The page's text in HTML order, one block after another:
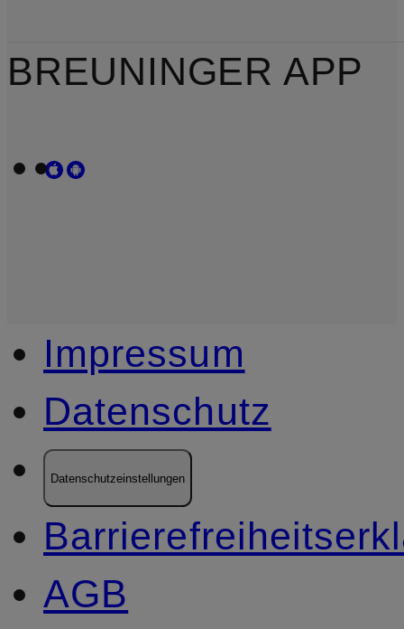
BREUNINGER APP
Impressum
Datenschutz
Datenschutzeinstellungen
AGB